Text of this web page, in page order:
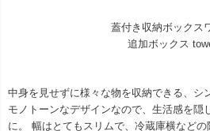
蓋付き収納ボックス
追加ボックス
中身を見せずに様々な物を収納できる、シ
モノトーンなデザインなので、生活感を隠
に。 幅はとてもスリムで、冷蔵庫横など